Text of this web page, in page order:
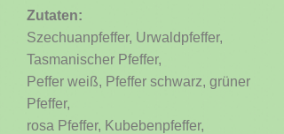
Zutaten:
Szechuanpfeffer, Urwaldpfeffer,
Tasmanischer Pfeffer,
Peffer weiß, Pfeffer schwarz, grüner
Pfeffer,
rosa Pfeffer, Kubebenpfeffer,